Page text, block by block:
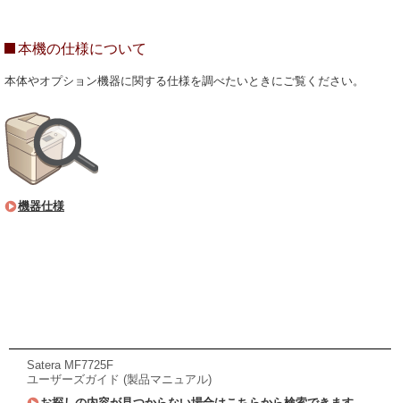
本機の仕様について
本体やオプション機器に関する仕様を調べたいときにご覧ください。
機器仕様
Satera MF7725F
ユーザーズガイド (製品マニュアル)